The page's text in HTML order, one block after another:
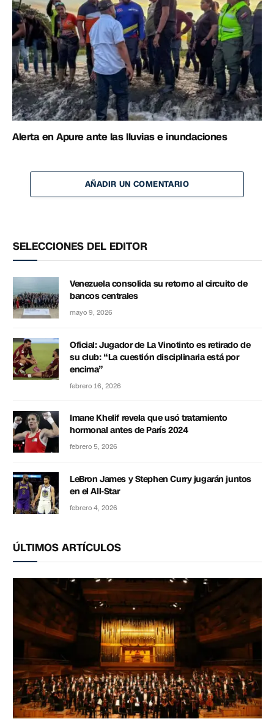
Alerta en Apure ante las lluvias e inundaciones
AÑADIR UN COMENTARIO
SELECCIONES DEL EDITOR
Venezuela consolida su retorno al circuito de
bancos centrales
mayo 9, 2026
Oficial: Jugador de La Vinotinto es retirado de
su club: “La cuestión disciplinaria está por
encima”
febrero 16, 2026
Imane Khelif revela que usó tratamiento
hormonal antes de París 2024
febrero 5, 2026
LeBron James y Stephen Curry jugarán juntos
en el All-Star
febrero 4, 2026
ÚLTIMOS ARTÍCULOS